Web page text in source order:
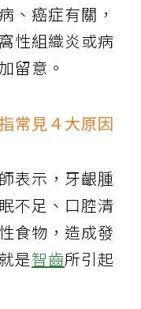
、癌症有關，
性組織炎或病
留意。
常見４大原因
表示，牙齦腫
不足、口腔清
食物，造成發
是智齒所引起